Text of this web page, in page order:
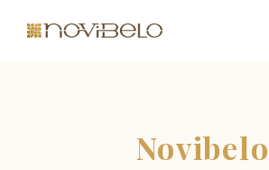
Novibelo